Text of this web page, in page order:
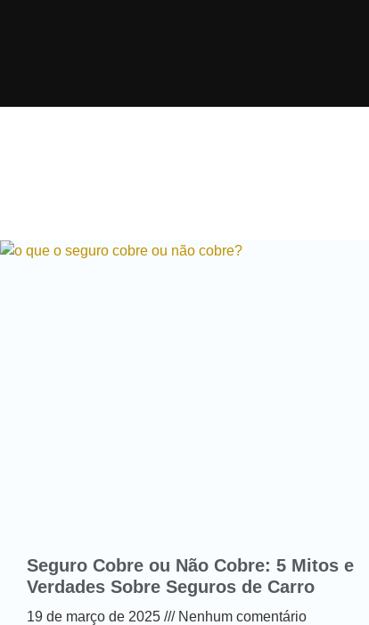
Seguro Cobre ou Não Cobre: 5 Mitos e
Verdades Sobre Seguros de Carro
19 de março de 2025
Nenhum comentário